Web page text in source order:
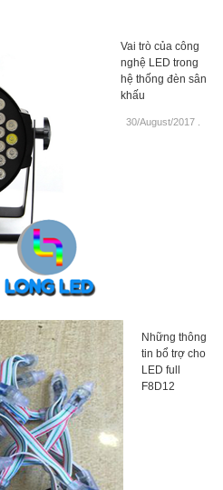
Vai trò của công
nghệ LED trong
hệ thống đèn sân
khấu
30/August/2017
Những thông
tin bổ trợ cho
LED full
F8D12